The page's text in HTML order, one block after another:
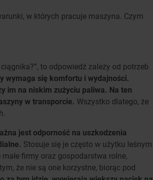
w których pracuje maszyna. Czym
to odpowiedź zależy od potrzeb
wymaga się komfortu i wydajności.
im na niskim zużyciu paliwa. Na ten
w transporcie. Wszystko dlatego, że
jest odporność na uszkodzenia
Stosuje się je często w użytku leśnym
firmy oraz gospodarstwa rolne,
że nie są one korzystne, biorąc pod